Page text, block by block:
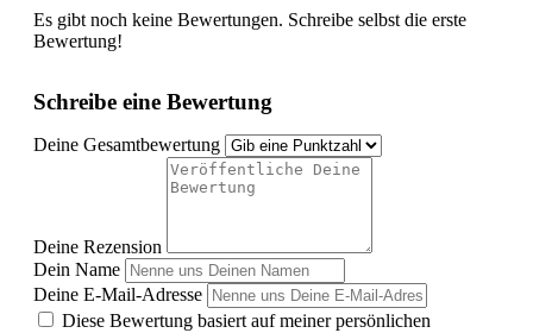
Es gibt noch keine Bewertungen. Schreibe selbst die erste
Bewertung!
Schreibe eine Bewertung
Deine Gesamtbewertung
Deine Rezension
Dein Name
Deine E-Mail-Adresse
Diese Bewertung basiert auf meiner persönlichen